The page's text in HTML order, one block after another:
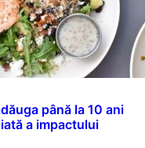
până la 10 ani
a impactului